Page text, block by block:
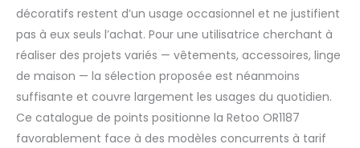
Cela vous permet de
contrôler avec
précision chaque détail
de vos projets de
couture, garantissant
ainsi confort et
précision lors de la
couture dans toutes
les situations. Fonction
décoratifs restent d’un usage occasionnel et ne justifient
pas à eux seuls l’achat. Pour une utilisatrice cherchant à
réaliser des projets variés — vêtements, accessoires, linge
de maison — la sélection proposée est néanmoins
suffisante et couvre largement les usages du quotidien.
Ce catalogue de points positionne la Retoo OR1187
favorablement face à des modèles concurrents à tarif